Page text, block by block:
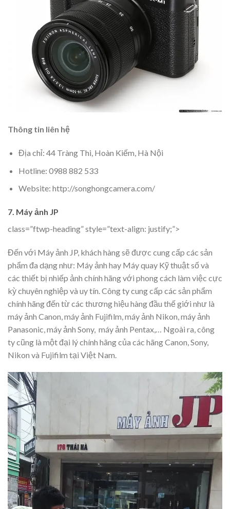
Thông tin liên hệ
Địa chỉ: 44 Tràng Thi, Hoàn Kiếm, Hà Nội
Hotline: 0988 882 533
Website: http://songhongcamera.com/
7. Máy ảnh JP
class=”ftwp-heading” style=”text-align: justify;”>
Đến với Máy ảnh JP, khách hàng sẽ được cung cấp các sản
phẩm đa dạng như: Máy ảnh hay Máy quay Kỹ thuật số và
các thiết bị nhiếp ảnh chính hãng với phong cách làm việc cực
kỳ chuyên nghiệp và uy tín. Công ty cung cấp các sản phẩm
chính hãng đến từ các thương hiệu hàng đầu thế giới như là
máy ảnh Canon, máy ảnh Fujifilm, máy ảnh Nikon, máy ảnh
Panasonic, máy ảnh Sony, máy ảnh Pentax,… Ngoài ra, công
ty cũng là một đại lý chính hãng của các hãng Canon, Sony,
Nikon và Fujifilm tại Việt Nam.